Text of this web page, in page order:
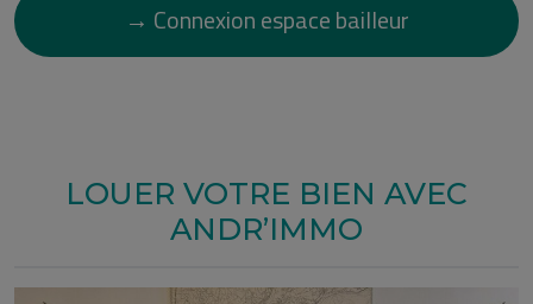
→ Connexion espace bailleur
LOUER VOTRE BIEN AVEC
ANDR’IMMO